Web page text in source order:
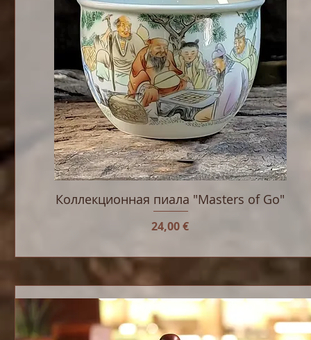
Коллекционная пиала "Masters of Go"
Цена
24,00 €